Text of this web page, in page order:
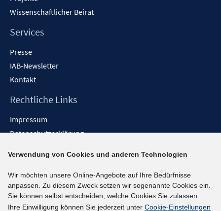
Wissenschaftlicher Beirat
Services
Presse
IAB-Newsletter
Kontakt
Rechtliche Links
Impressum
Datenschutzerklärung
Barrieren melden
Social-Media-Kanäle
BlueSky
Verwendung von Cookies und anderen Technologien
Wir möchten unsere Online-Angebote auf Ihre Bedürfnisse
anpassen. Zu diesem Zweck setzen wir sogenannte Cookies ein.
Sie können selbst entscheiden, welche Cookies Sie zulassen.
Ihre Einwilligung können Sie jederzeit unter Cookie-Einstellungen